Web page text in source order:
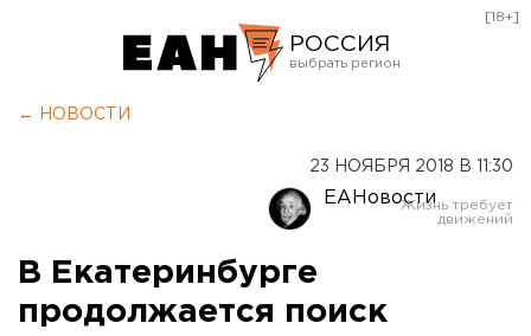
РОССИЯ
Оренбург
[18+]
← НОВОСТИ
23 НОЯБРЯ 2018 В 11:30
ЕАНовости
В Екатеринбурге
продолжается поиск